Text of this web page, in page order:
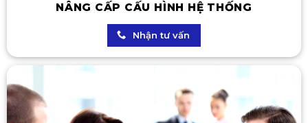
NÂNG CẤP CẤU HÌNH HỆ THỐNG
Nhận tư vấn